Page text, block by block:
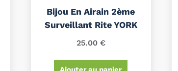
Bijou En Airain 2ème
Surveillant Rite YORK
25.00 €